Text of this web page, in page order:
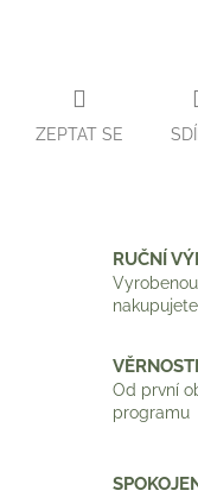
ZEPTAT SE
RUČNÍ
nakupujete
Od první
programu